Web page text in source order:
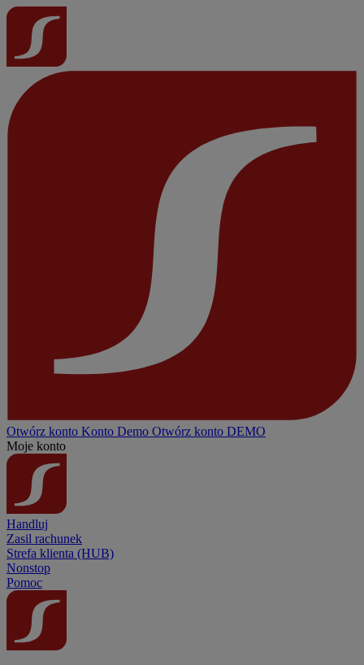
Otwórz konto Konto Demo Otwórz konto DEMO
Moje konto
Handluj
Zasil rachunek
Strefa klienta (HUB)
Nonstop
Pomoc